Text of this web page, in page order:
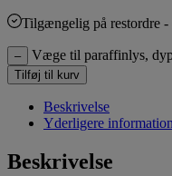
Tilgængelig på restordre -
– Væge til paraffinlys,
Tilføj til kurv
Beskrivelse
Yderligere information
Beskrivelse